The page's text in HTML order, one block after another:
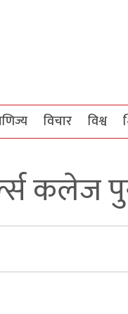
विचार विश्व
कलेज